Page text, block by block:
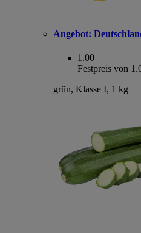
Angebot:
1.00
Festpreis von
grün, Klasse I, 1 kg